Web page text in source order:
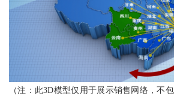
（注：此3D模型仅用于展示销售网络，不